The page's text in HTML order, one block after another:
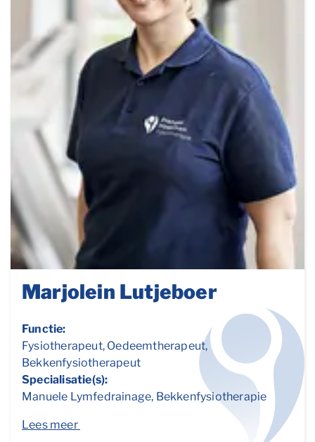
Marjolein Lutjeboer
Functie:
Fysiotherapeut, Oedeemtherapeut,
Bekkenfysiotherapeut
Specialisatie(s):
Manuele Lymfedrainage, Bekkenfysiotherapie
Lees meer